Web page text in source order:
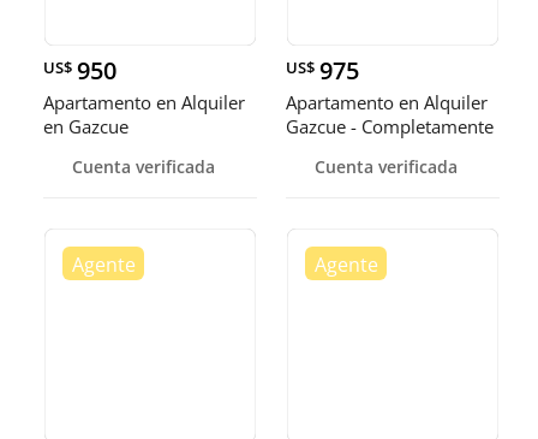
US$ 950
Apartamento en Alquiler
en Gazcue
Cuenta verificada
US$ 975
Apartamento en Alquiler
Gazcue - Completamente
Cuenta verificada